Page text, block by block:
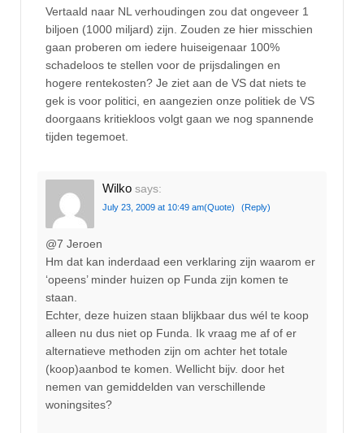
Vertaald naar NL verhoudingen zou dat ongeveer 1
biljoen (1000 miljard) zijn. Zouden ze hier misschien
gaan proberen om iedere huiseigenaar 100%
schadeloos te stellen voor de prijsdalingen en
hogere rentekosten? Je ziet aan de VS dat niets te
gek is voor politici, en aangezien onze politiek de VS
doorgaans kritiekloos volgt gaan we nog spannende
tijden tegemoet.
Wilko says:
July 23, 2009 at 10:49 am(Quote) (Reply)
@7 Jeroen
Hm dat kan inderdaad een verklaring zijn waarom er
‘opeens’ minder huizen op Funda zijn komen te
staan.
Echter, deze huizen staan blijkbaar dus wél te koop
alleen nu dus niet op Funda. Ik vraag me af of er
alternatieve methoden zijn om achter het totale
(koop)aanbod te komen. Wellicht bijv. door het
nemen van gemiddelden van verschillende
woningsites?